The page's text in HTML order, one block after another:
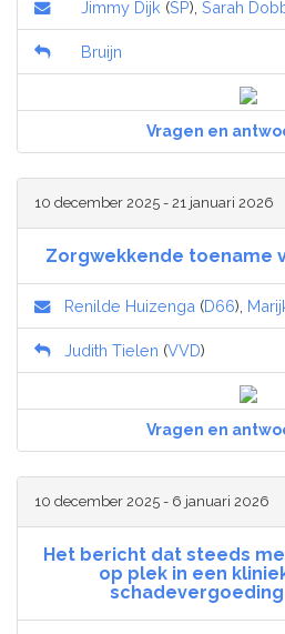
Jimmy Dijk (SP), Sarah
Bruijn
Vragen en
10 december 2025 - 21 januari 2026
Zorgwekkende toename
Renilde Huizenga (D66),
Judith Tielen (VVD)
Vragen en
10 december 2025 - 6 januari 2026
Het bericht dat steeds
op plek in een